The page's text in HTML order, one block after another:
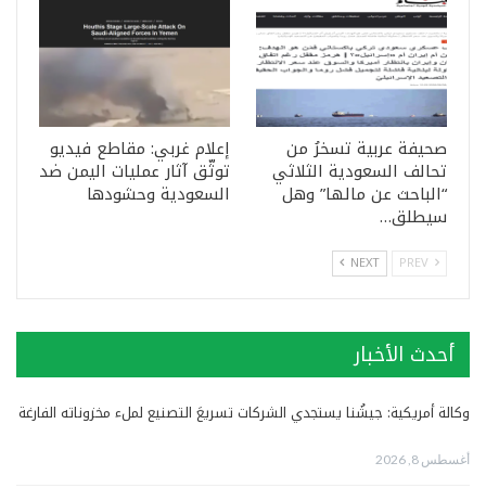
صحيفة عربية تسخرُ من
تحالف السعودية الثلاثي
“الباحث عن مالها” وهل
سيطلق…
إعلام غربي: مقاطع فيديو
توثّق آثار عمليات اليمن ضد
السعودية وحشودها
NEXT
أحدث الأخبار
وكالة أمريكية: جيشُنا يستجدي الشركات تسريعَ التصنيع لملء مخزوناته الفارغة
أغسطس 8, 2026